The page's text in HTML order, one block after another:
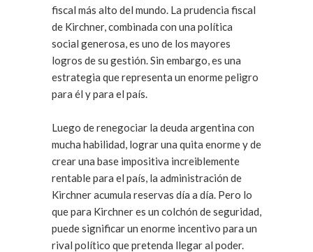
fiscal más alto del mundo. La prudencia fiscal
de Kirchner, combinada con una política
social generosa, es uno de los mayores
logros de su gestión. Sin embargo, es una
estrategia que representa un enorme peligro
para él y para el país.
Luego de renegociar la deuda argentina con
mucha habilidad, lograr una quita enorme y de
crear una base impositiva increiblemente
rentable para el país, la administración de
Kirchner acumula reservas día a día. Pero lo
que para Kirchner es un colchón de seguridad,
puede significar un enorme incentivo para un
rival político que pretenda llegar al poder.